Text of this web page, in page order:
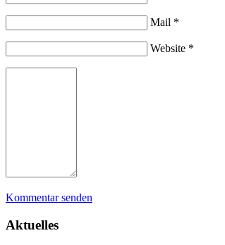
Mail *
Website *
Kommentar senden
Aktuelles